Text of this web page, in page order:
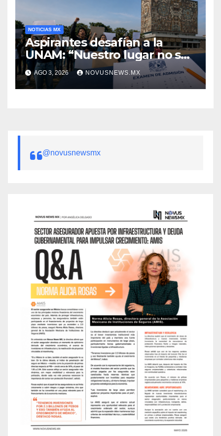
NOTICIAS MX
Aspirantes desafían a la
UNAM: “Nuestro lugar no se
negocia”
AGO 3, 2026 NOVUSNEWS.MX
@novusnewsmx